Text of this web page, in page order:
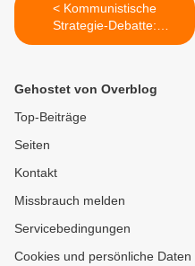
< Kommunistische
Strategie-Debatte:
Antimonopolistische
Gehostet von Overblog
Top-Beiträge
Seiten
Kontakt
Missbrauch melden
Servicebedingungen
Cookies und persönliche Daten